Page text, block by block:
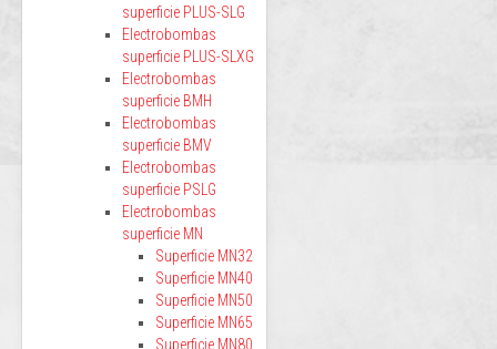
superficie PLUS-SLG
Electrobombas
superficie PLUS-SLXG
Electrobombas
superficie BMH
Electrobombas
superficie BMV
Electrobombas
superficie PSLG
Electrobombas
superficie MN
Superficie MN32
Superficie MN40
Superficie MN50
Superficie MN65
Superficie MN80